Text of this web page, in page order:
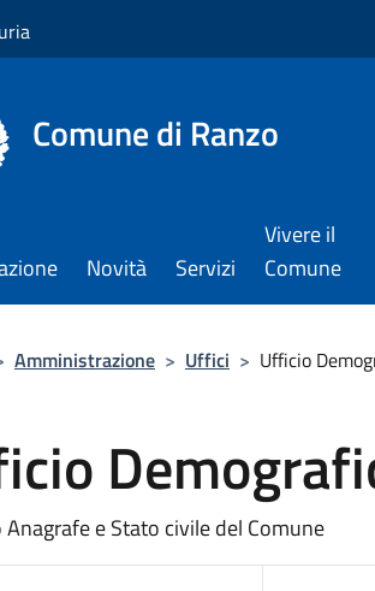
Comune di Ranzo
Novità Servizi
Vivere il
Comune
Amministrazione > Uffici > Ufficio
e Stato civile del Comune